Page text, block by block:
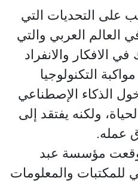
على التحديات التي
العالم العربي والتي
الافكار والانفراد
التكنولوجيا
الذكاء الإصطناعي
ولكنه يفتقد إلى
عمله.
مؤسسة عبد
للمكتبات والمعلومات